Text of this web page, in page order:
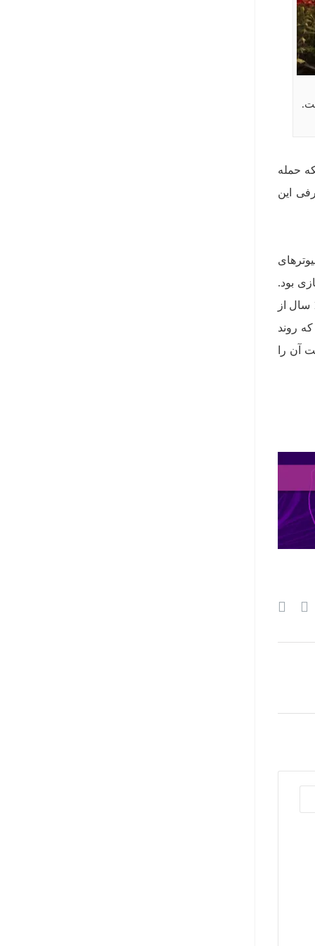
حمله
2 متوقف شود. از طرفی این
استاکر 1 در سال 2007 برای کامپیوترهای
بود.
استاکر 1 به شدت موفق عمل کرد و همین باعث شد تا افراد زیادی منتظر شماره 2 باشند. حال بعد از حدود 15 سال از
که روند
آن را